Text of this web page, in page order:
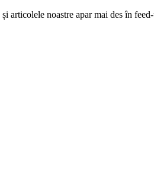
și articolele noastre apar mai des în